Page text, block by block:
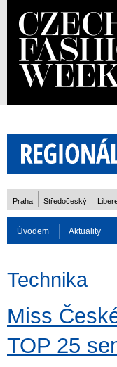
Praha Středočeský
Úvodem Aktuality
Technika
Miss
TOP 25